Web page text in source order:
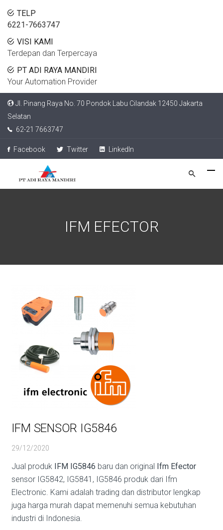
TELP
6221-7663747
VISI KAMI
Terdepan dan Terpercaya
PT ADI RAYA MANDIRI
Your Automation Provider
Jl. Pinang Raya No. 70 Pondok Labu Cilandak 12450 Jakarta
Selatan
62-21 7663747
Facebook Twitter LinkedIn
IFM EFECTOR
IFM SENSOR IG5846
29/12/2020
Jual produk IFM IG5846 baru dan original Ifm Efector
sensor IG5842, IG5841, IG5846 produk dari Ifm
Electronic. Kami adalah trading dan distributor lengkap
juga harga murah dapat memenuhi semua kebutuhan
industri di Indonesia.